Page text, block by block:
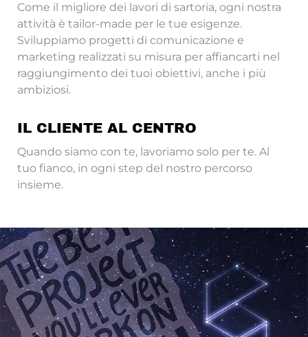
Come il migliore dei lavori di sartoria, ogni nostra
attività è tailor-made per le tue esigenze.
Sviluppiamo progetti di comunicazione e
marketing realizzati su misura per affiancarti nel
raggiungimento dei tuoi obiettivi, anche i più
ambiziosi.
IL CLIENTE AL CENTRO
Quando siamo con te, lavoriamo solo per te. Al
tuo fianco, in ogni step del nostro percorso
insieme.